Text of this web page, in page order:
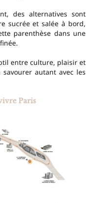
des alternatives sont
sucrée et salée à bord,
parenthèse dans une
entre culture, plaisir et
autant avec les
Paris